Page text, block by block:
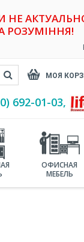
НЕ
РОЗУМІННЯ!
МОЯ
692-01-03,
ОФИСНАЯ
МЕБЕЛЬ